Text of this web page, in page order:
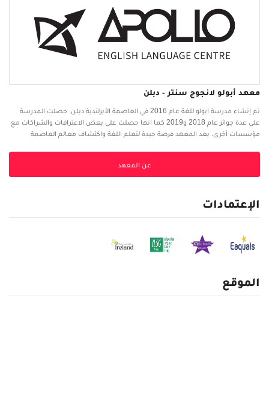
معهد أبولو لانجوج سنتر - دبلن
تم إنشاء مدرسة ابولو للغة عام 2016 في العاصمة الأيرلندية دبلن. حصلت المدرسة
على عدة جوائز عام 2018 و2019 كما انها حصلت على بعض الاعترافات والشراكات مع
مؤسسات أخرى. يعد المعهد فرصة جيدة لتعلم اللغة واكتشاف معالم العاصمة
عن المعهد
الإعتمادات
الموقع